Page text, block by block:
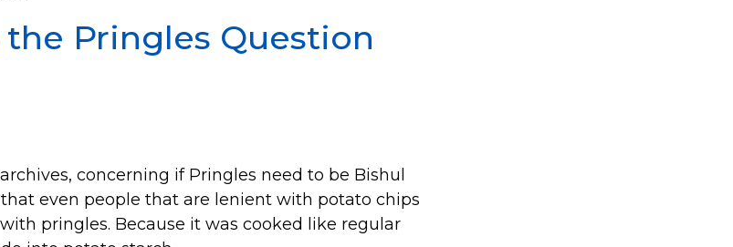
Pringles Question
concerning if Pringles need to be Bishul
that even people that are lenient with potato chips
pringles. Because it was cooked like regular